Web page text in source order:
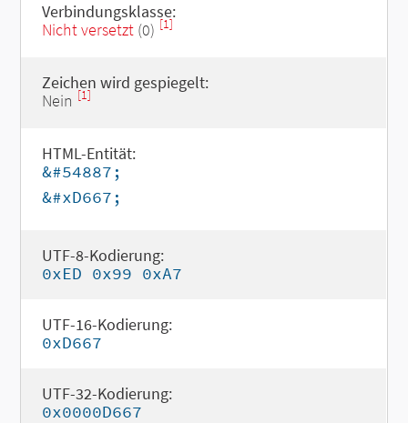
Verbindungsklasse:
Nicht versetzt(0) [1]
Zeichen wird gespiegelt:
Nein [1]
HTML-Entität:
&#54887;
&#xD667;
UTF-8-Kodierung:
0xED 0x99 0xA7
UTF-16-Kodierung:
0xD667
UTF-32-Kodierung:
0x0000D667